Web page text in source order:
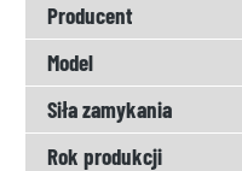
Producent
Model
Siła zamykania
Rok produkcji